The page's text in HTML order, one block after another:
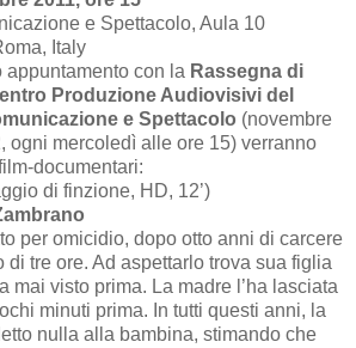
e Spettacolo, Aula 10
Italy
appuntamento con la Rassegna di
Produzione Audiovisivi del
e Spettacolo (novembre
ogni mercoledì alle ore 15) verranno
documentari:
di finzione, HD, 12’)
per omicidio, dopo otto anni di carcere
di tre ore. Ad aspettarlo trova sua figlia
mai visto prima. La madre l’ha lasciata
minuti prima. In tutti questi anni, la
nulla alla bambina, stimando che